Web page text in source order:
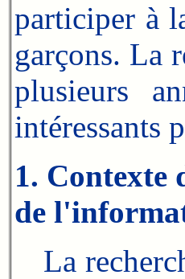
participer à
garçons. La
plusieurs
intéressants
1. Contexte
de
La